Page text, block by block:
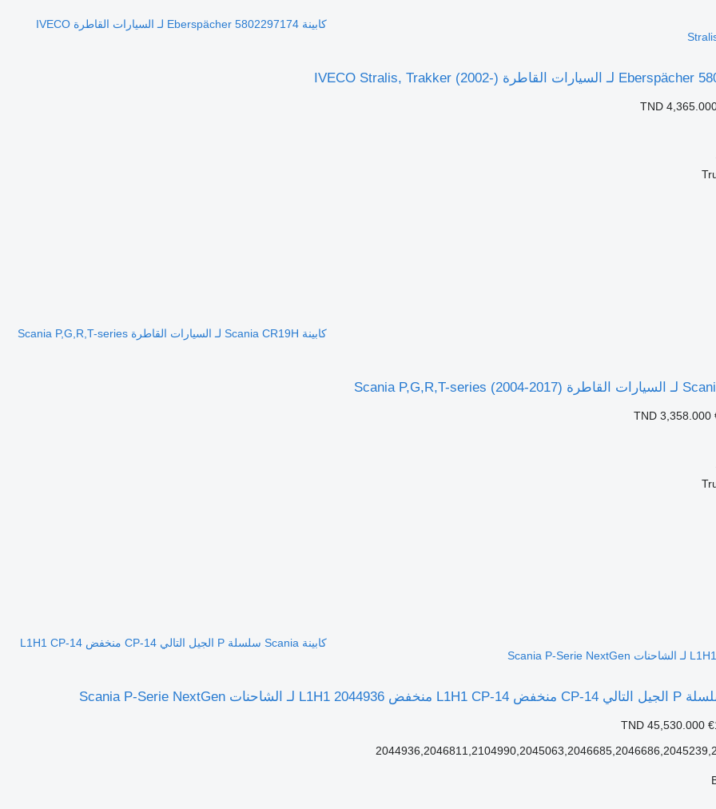
كابينة Eberspächer 5802297174 لـ السيارات القاطرة IVECO
TND
كابينة Scania CR19H لـ السيارات القاطرة Scania P,G,R,T-series
TND 3,358.000
كابينة Scania سلسلة P الجيل التالي CP-14 منخفض L1H1 CP-14
TND 45,530.000